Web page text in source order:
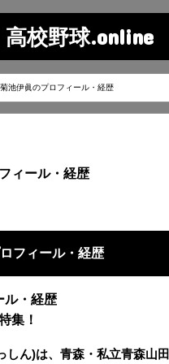
校野球.online
菊池伊眞のプロフィール・経歴
ィール・経歴
フィール・経歴
ル・経歴
集！
ん)は、青森・私立青森山